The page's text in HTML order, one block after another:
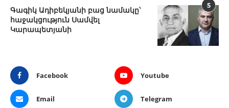
5
Գագիկ Ադիբեկյանի բաց նամակը՝
հաջակցություն Սամվել
Կարապետյանի
Facebook Youtube
Email Telegram